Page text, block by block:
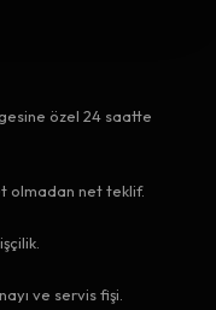
özel 24 saatte
olmadan net teklif.
ve servis fişi.